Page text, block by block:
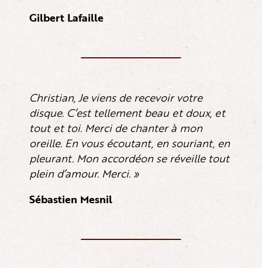
Gilbert Lafaille
Christian, Je viens de recevoir votre
disque. C’est tellement beau et doux, et
tout et toi. Merci de chanter à mon
oreille. En vous écoutant, en souriant, en
pleurant. Mon accordéon se réveille tout
plein d’amour. Merci. »
Sébastien Mesnil